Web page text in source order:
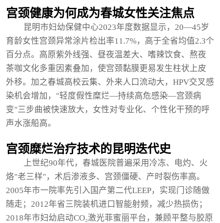
宫颈健康为何成为春城女性关注焦点
昆明市妇幼保健中心2023年度数据显示，20—45岁
育龄女性宫颈异常涂片检出率11.7%，高于全省均值2.3个
百分点。高原紫外线强、昼夜温差大、嗜辣饮食、熬夜
茶咖文化多重因素叠加，使宫颈黏膜更易发生柱状上皮
外移。加之春城高校云集、外来人口流动大，HPV交叉感
染机会增加，"轻度假性糜烂—持续高危感染—宫颈病
变"三步曲被快速放大，女性对专业化、个性化干预的呼
声水涨船高。
宫颈糜烂治疗技术的昆明迭代史
上世纪90年代，春城医院普遍采用冷冻、电灼、火
烙"老三样"，术后渗液多、宫颈僵硬、产时裂伤率高。
2005年市一院率先引入国产第二代LEEP，实现门诊随做
随走；2012年省三院装机进口智能射频，减少热损伤；
2018年市妇幼启动CO₂激光菲蜜丽平台，兼顾平整与胶原